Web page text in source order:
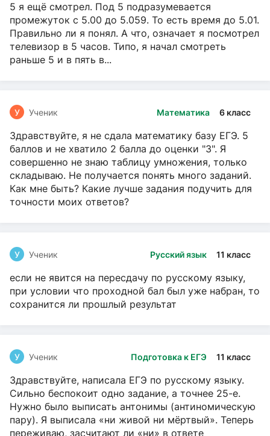
5 я ещё смотрел. Под 5 подразумевается
промежуток с 5.00 до 5.059. То есть время до 5.01.
Правильно ли я понял. А что, означает я посмотрел
телевизор в 5 часов. Типо, я начал смотреть
раньше 5 и в пять в...
Математика 6 класс
У Ученик
Здравствуйте, я не сдала математику базу ЕГЭ. 5
баллов и не хватило 2 балла до оценки "3". Я
совершенно не знаю таблицу умножения, только
складываю. Не получается понять много заданий.
Как мне быть? Какие лучше задания подучить для
точности моих ответов?
Русский язык 11 класс
У Ученик
если не явится на пересдачу по русскому языку,
при условии что проходной бал был уже набран, то
сохранится ли прошлый результат
Подготовка к ЕГЭ 11 класс
У Ученик
Здравствуйте, написала ЕГЭ по русскому языку.
Сильно беспокоит одно задание, а точнее 25-е.
Нужно было выписать антонимы (антиномическую
пару). Я выписала «ни живой ни мёртвый». Теперь
переживаю, засчитают ли «ни» в ответе